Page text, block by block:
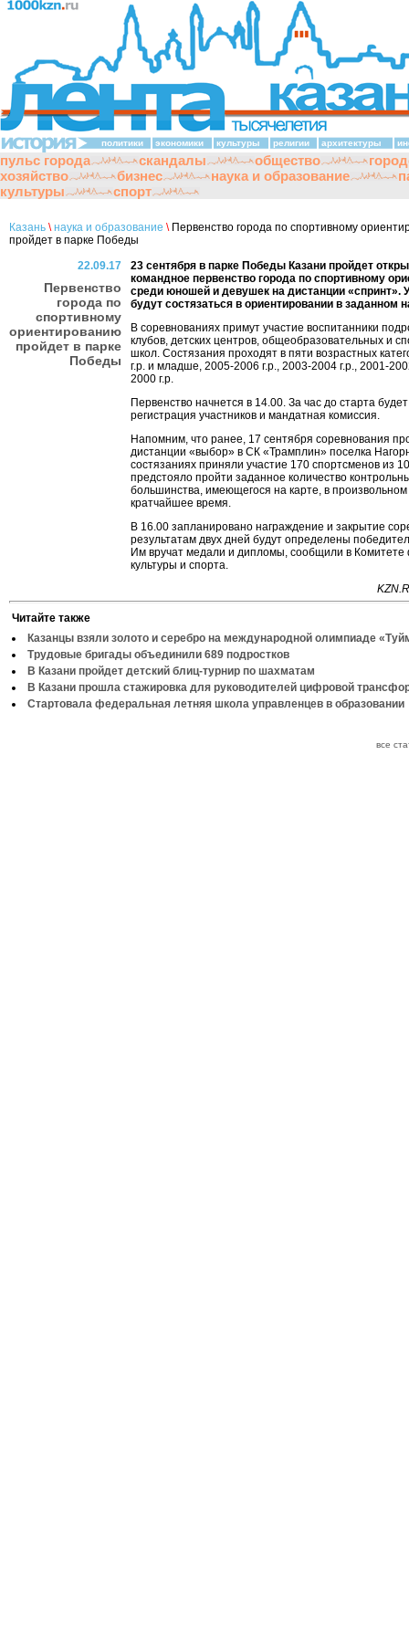
политики экономики культуры религии архитектуры
пульс города скандалы общество
хозяйство
бизнес наука и образование
культуры
спорт
Казань \ наука и образование \Первенство города по спортивному
пройдет в парке Победы
22.09.17
Первенство
города по
спортивному
ориентированию
пройдет в парке
Победы
23 сентября в парке Победы Казани пройдет
командное первенство города по спортивному
среди юношей и девушек на дистанции «спринт».
будут состязаться в ориентировании в заданном
В соревнованиях примут участие воспитанники
клубов, детских центров, общеобразовательных и
школ. Состязания проходят в пяти возрастных
г.р. и младше, 2005-2006 г.р., 2003-2004 г.р., 2001-
2000 г.р.
Первенство начнется в 14.00. За час до старта
регистрация участников и мандатная комиссия.
Напомним, что ранее, 17 сентября соревнования
дистанции «выбор» в СК «Трамплин» поселка
состязаниях приняли участие 170 спортсменов из
предстояло пройти заданное количество
большинства, имеющегося на карте, в произвольном
кратчайшее время.
В 16.00 запланировано награждение и закрытие
результатам двух дней будут определены
Им вручат медали и дипломы, сообщили в Комитете
культуры и спорта.
Читайте также
Казанцы взяли золото и серебро на международной олимпиаде
Трудовые бригады объединили 689 подростков
В Казани пройдет детский блиц-турнир по шахматам
В Казани прошла стажировка для руководителей цифровой
Стартовала федеральная летняя школа управленцев в образовании
все